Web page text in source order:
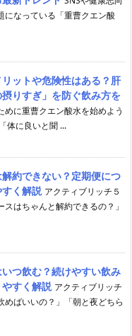
になっている「重曹クエン酸
ットや危険性はある？肝
りすぎ」を防ぐ飲み方を
めに重曹クエン酸水を始めよう
体に良いと聞 ...
約できない？定期便につ
く解説 アクティブリッチ５
はちゃんと解約できるの？」
つ飲む？続けやすい飲み
すく解説 アクティブリッチ
めばいいの？」「朝と夜どちら